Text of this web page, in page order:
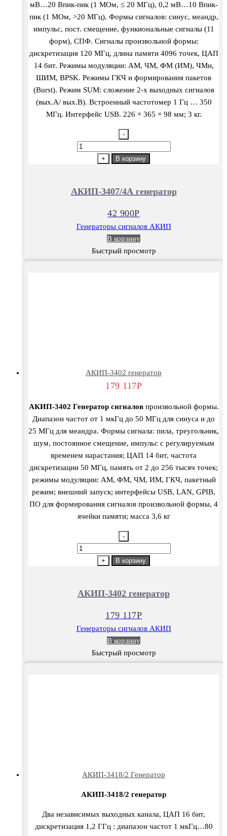
мВ…20 Впик-пик (1 МОм, ≤ 20 МГц), 0,2 мВ…10 Впик-
пик (1 МОм, >20 МГц). Формы сигналов: синус, меандр,
импульс, пост. смещение, функиональные сигналы (11
форм), СПФ. Сигналы произвольной формы:
дискретизация 120 МГц, длина памяти 4096 точек, ЦАП
14 бит. Режимы модуляции: АМ, ЧМ, ФМ (ИМ), ЧМн,
ШИМ, BPSK. Режимы ГКЧ и формирования пакетов
(Burst). Режим SUM: сложение 2-х выходных сигналов
(вых.А/ вых.В). Встроенный частотомер 1 Гц … 350
МГц. Интерфейс USB. 226 × 365 × 98 мм; 3 кг.
-
Количество
+ В корзину
АКИП-3407/4А генератор
42 900Р
Генераторы сигналов АКИП
В корзину
Быстрый просмотр
АКИП-3402 генератор
179 117Р
АКИП-3402 Генератор сигналовпроизвольной формы.
Диапазон частот от 1 мкГц до 50 МГц для синуса и до
25 МГц для меандра. Формы сигнала: пила, треугольник,
шум, постоянное смещение, импульс с регулируемым
временем нарастания; ЦАП 14 бит, частота
дискретизации 50 МГц, память от 2 до 256 тысяч точек;
режимы модуляции: АМ, ФМ, ЧМ, ИМ, ГКЧ, пакетный
режим; внешний запуск; интерфейсы USB, LAN, GPIB,
ПО для формирования сигналов произвольной формы, 4
ячейки памяти; масса 3,6 кг
-
Количество
+ В корзину
АКИП-3402 генератор
179 117Р
Генераторы сигналов АКИП
В корзину
Быстрый просмотр
АКИП-3418/2 Генератор
АКИП-3418/2 генератор
Два независимых выходных канала, ЦАП 16 бит,
дискретизация 1,2 ГГц : диапазон частот 1 мкГц…80